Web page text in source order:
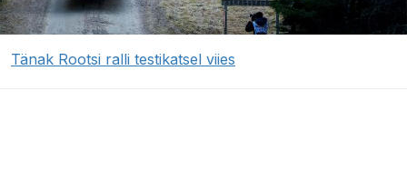
Tänak Rootsi ralli testikatsel viies